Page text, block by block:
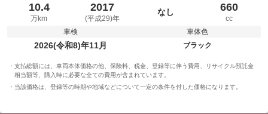
10.4
万km
2017
(平成29)年
なし 660
cc
車検
2026(令和8)年11月
車体色
ブラック
支払総額には、車両本体価格の他、保険料、税金、登録等に伴う費用、リサイクル預託金
相当額等、購入時に必要な全ての費用が含まれています。
当該価格は、登録等の時期や地域などについて一定の条件を付した価格になります。